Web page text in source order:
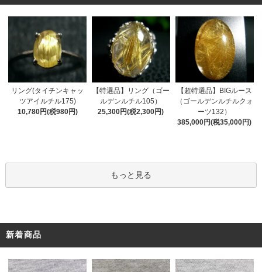
リング(タイチンキャッ
ツアイルチル175)
10,780円(税980円)
【特選品】リング（ゴー
ルデンルチル105）
25,300円(税2,300円)
【超特選品】BIGルース
（ゴールデンルチルクォ
ーツ132）
385,000円(税35,000円)
もっと見る
新着商品